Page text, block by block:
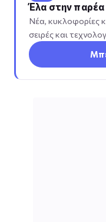
Έλα στην
Νέα, κυκλοφορίες
σειρές και